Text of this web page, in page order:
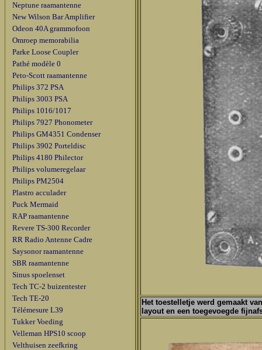
Neptune raamantenne
New Wilson Bar Amplifier
Odeon 40A grammofoon
Omroep memorabilia
Parke Loose Coupler
Pathé modèle 0
Peto-Scott raamantenne
Philips 372 PSA
Philips 3003 PSA
Philips 1016/1017
Philips 7927 Phonometer
Philips GM4351 Condenser
Philips 3902 Porteldisc
Philips 4180 Philector
Philips volumeregelaar
Philips PM2504
Plastro acculader
Puck Mermaid
RAP raamantenne
Revere TS-300 Recorder
RR Radio Antenne Cadre
Saysonor raamantenne
SBR raamantenne
Sinus spoelenset
Tech TC-2 buizentester
Tech TE-20
Télémesure L39
Tukker Voeding
Velleman HPS10 scoop
Velthuisen zeefkring
Het toestelletje werd gemaakt
layout en een toegevoegde